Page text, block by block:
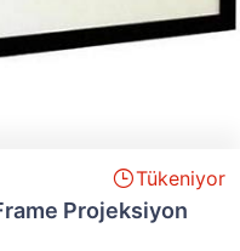
Tükeniyor
Projeksiyon